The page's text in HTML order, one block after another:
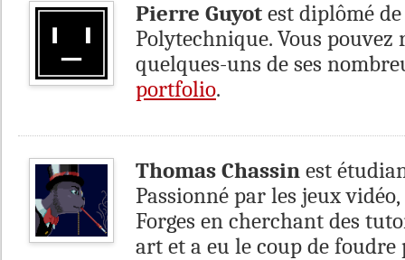
Pierre Guyot est diplômé de
Polytechnique. Vous pouvez
quelques-uns de ses
portfolio.
Thomas Chassin est
Passionné par les jeux
Forges en cherchant des
art et a eu le coup de foudre